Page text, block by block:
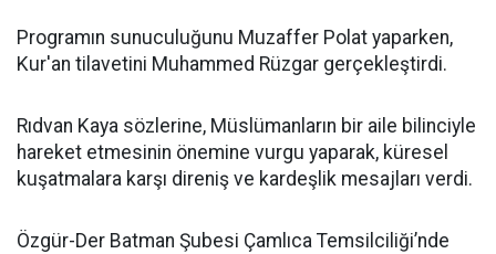
Programın sunuculuğunu Muzaffer Polat yaparken,
Kur'an tilavetini Muhammed Rüzgar gerçekleştirdi.
Rıdvan Kaya sözlerine, Müslümanların bir aile bilinciyle
hareket etmesinin önemine vurgu yaparak, küresel
kuşatmalara karşı direniş ve kardeşlik mesajları verdi.
Özgür-Der Batman Şubesi Çamlıca Temsilciliği’nde